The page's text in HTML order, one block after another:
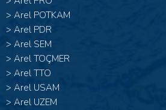
> Arel POTKAM
> Arel PDR
> Arel SEM
> Arel TOÇMER
> Arel TTO
> Arel USAM
> Arel UZEM